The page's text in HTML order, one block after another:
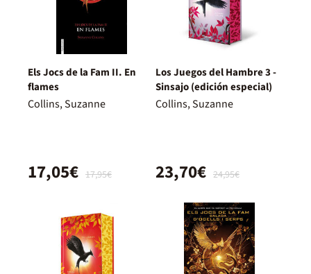
Els Jocs de la Fam II. En
flames
Collins, Suzanne
17,95€
17,05€
Los Juegos del Hambre 3 -
Sinsajo (edición especial)
Collins, Suzanne
24,95€
23,70€